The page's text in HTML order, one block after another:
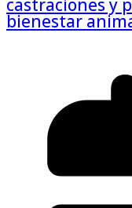
castraciones y
bienestar